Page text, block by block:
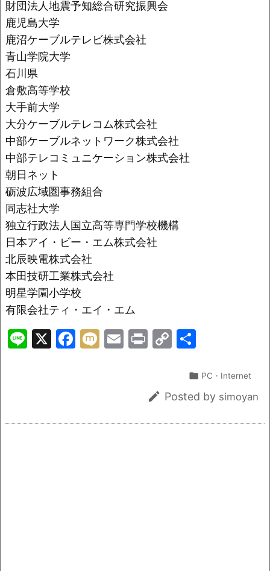
財団法人地震予知総合研究振興会
鹿児島大学
鹿沼ケーブルテレビ株式会社
青山学院大学
石川県
倉敷高等学校
大手前大学
大分ケーブルテレコム株式会社
中部ケーブルネットワーク株式会社
中部テレコミュニケーション株式会社
朝日ネット
砺波広域圏事務組合
同志社大学
独立行政法人国立高等専門学校機構
日本アイ・ビー・エム株式会社
北辰映電株式会社
本田技研工業株式会社
明星学園小学校
有限会社ティ・エイ・エム
Li X
F
M E
Pr C
y
 PC・Internet
 Posted by simoyan